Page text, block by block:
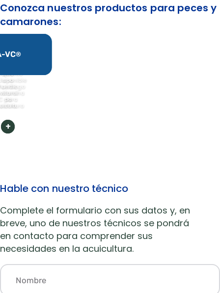
Conozca nuestros productos para peces y
camarones:
B4®
que
una
de
+
VC®
para
+
Hable con nuestro técnico
Complete el formulario con sus datos y, en
breve, uno de nuestros técnicos se pondrá
en contacto para comprender sus
necesidades en la acuicultura.